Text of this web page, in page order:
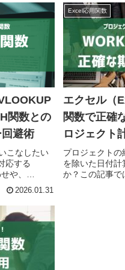
関数との
避術
こなしたい
応する
や、
非表示設定、
、実務で即
ップバイ
す。
2026.01.31
Excel応用関数
エクセル（
関数で正確
ロジェクト
プロジェクトの
を除いた日付計
か？この記事で
使い方を徹底
で、あなたの